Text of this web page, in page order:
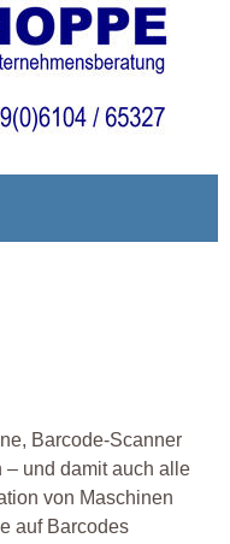
Barcode-Scanner
– und damit auch alle
von Maschinen
auf Barcodes